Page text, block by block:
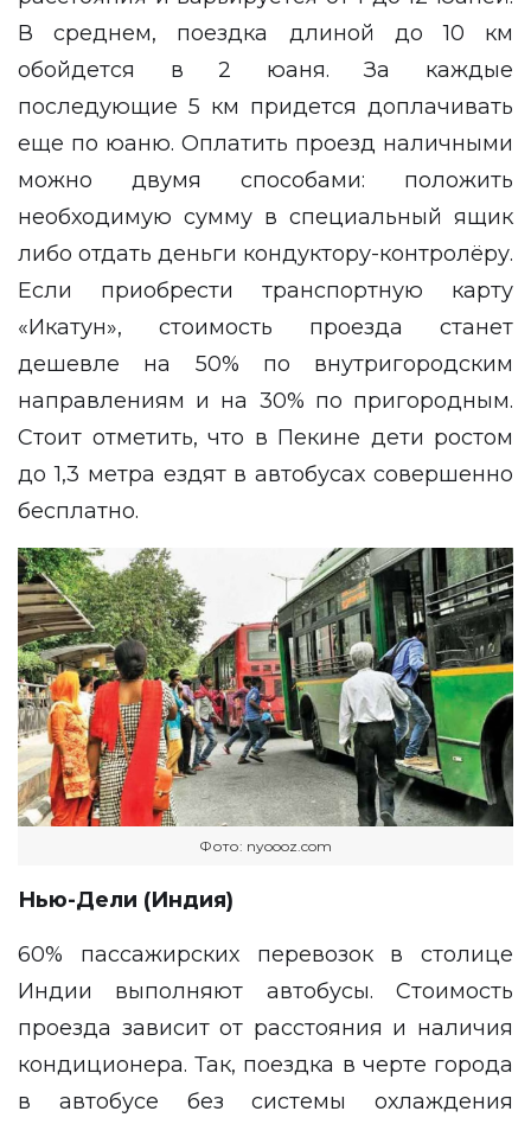
В среднем, поездка длиной до 10 км
обойдется в 2 юаня. За каждые
последующие 5 км придется доплачивать
еще по юаню. Оплатить проезд наличными
можно двумя способами: положить
необходимую сумму в специальный ящик
либо отдать деньги кондуктору-контролёру.
Если приобрести транспортную карту
«Икатун», стоимость проезда станет
дешевле на 50% по внутригородским
направлениям и на 30% по пригородным.
Стоит отметить, что в Пекине дети ростом
до 1,3 метра ездят в автобусах совершенно
бесплатно.
Фото: nyoooz.com
Нью-Дели (Индия)
60% пассажирских перевозок в столице
Индии выполняют автобусы. Стоимость
проезда зависит от расстояния и наличия
кондиционера. Так, поездка в черте города
в автобусе без системы охлаждения